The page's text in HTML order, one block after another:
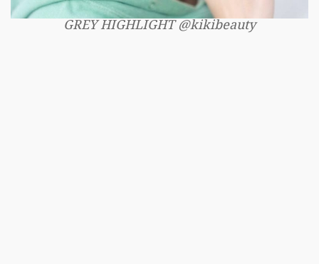
GREY HIGHLIGHT @kikibeauty